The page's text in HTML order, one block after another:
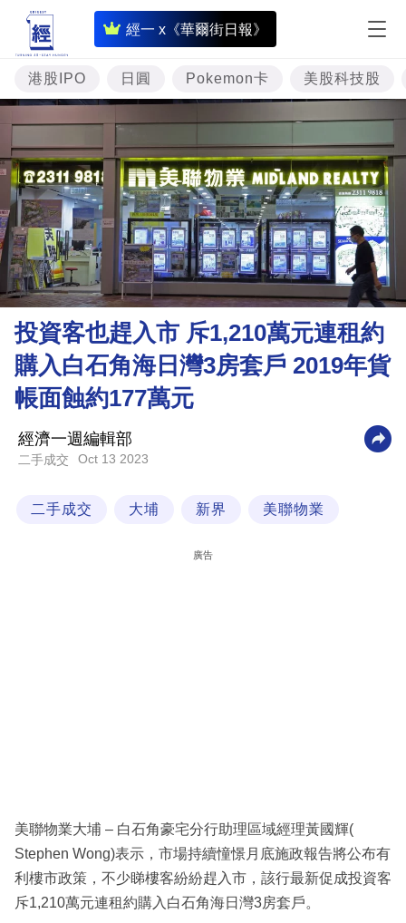
經一 x《華爾街日報》
即
時
財
經
專
題
投
資
樓
市
理
財
商
業
科
技
港股IPO 日圓 Pokemon卡 美股科技股
投資客也趕入市 斥1,210萬元連租約
購入白石角海日灣3房套戶 2019年貨
帳面蝕約177萬元
經濟一週編輯部
二手成交 Oct 13 2023
二手成交 大埔 新界 美聯物業
廣告
美聯物業大埔 – 白石角豪宅分行助理區域經理黃國輝(
Stephen Wong)表示，市場持續憧憬月底施政報告將公布有
利樓市政策，不少睇樓客紛紛趕入市，該行最新促成投資客
斥1,210萬元連租約購入白石角海日灣3房套戶。